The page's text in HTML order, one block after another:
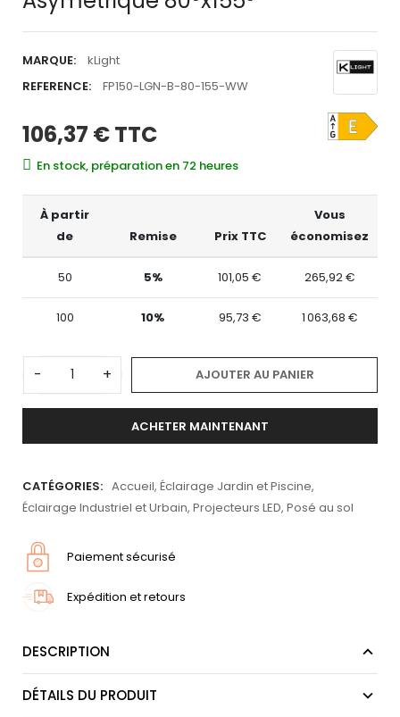
MARQUE:
kLight
REFERENCE:
FP150-LGN-B-80-155-WW
106,37 €TTC
En stock, préparation en 72 heures
À partir
de
Remise Prix TTC
Vous
économisez
50 5% 101,05 € 265,92 €
100 10% 95,73 € 1 063,68 €
- + AJOUTER AU PANIER
ACHETER MAINTENANT
CATÉGORIES: Accueil, Éclairage Jardin et Piscine,
Éclairage Industriel et Urbain, Projecteurs LED, Posé au sol
Paiement sécurisé
Expédition et retours
DESCRIPTION
DÉTAILS DU PRODUIT